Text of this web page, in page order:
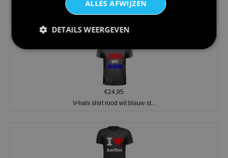
€24,95
Koningsdag shirt heren v-hals ...
€24,95
V-hals shirt rood wit blauw st...
ALLES AFWIJZEN
DETAILS WEERGEVEN